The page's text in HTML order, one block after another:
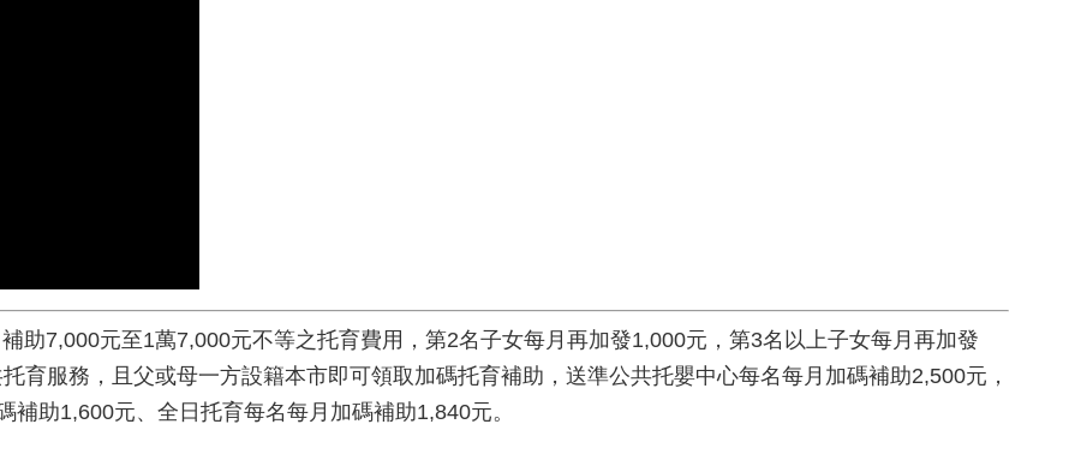
助7,000元至1萬7,000元不等之托育費用，第2名子女每月再加發1,000元，第3名以上子女每月再加發
育服務，且父或母一方設籍本市即可領取加碼托育補助，送準公共托嬰中心每名每月加碼補助2,500元，
助1,600元、全日托育每名每月加碼補助1,840元。